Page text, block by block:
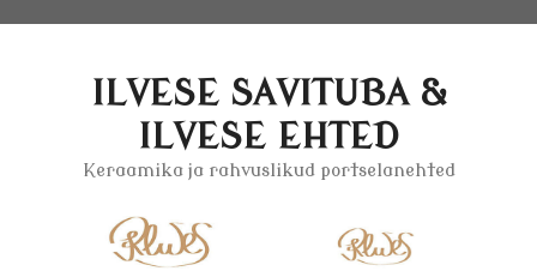
ILVESE SAVITUBA &
ILVESE EHTED
Keraamika ja rahvuslikud portselanehted